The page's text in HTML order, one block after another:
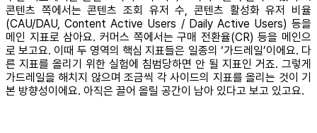
콘텐츠 쪽에서는 콘텐츠 조회 유저 수, 콘텐츠 활성화 유저 비율
(CAU/DAU, Content Active Users / Daily Active Users) 등을
메인 지표로 삼아요. 커머스 쪽에서는 구매 전환율(CR) 등을 메인으
로 보고요. 이때 두 영역의 핵심 지표들은 일종의 ‘가드레일’이에요. 다
른 지표를 올리기 위한 실험에 침범당하면 안 될 지표인 거죠. 그렇게
가드레일을 해치지 않으며 조금씩 각 사이드의 지표를 올리는 것이 기
본 방향성이에요. 아직은 끌어 올릴 공간이 남아 있다고 보고 있고요.